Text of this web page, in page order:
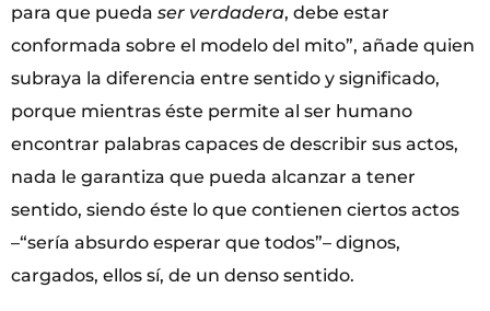
para que pueda ser verdadera, debe estar
conformada sobre el modelo del mito”, añade quien
subraya la diferencia entre sentido y significado,
porque mientras éste permite al ser humano
encontrar palabras capaces de describir sus actos,
nada le garantiza que pueda alcanzar a tener
sentido, siendo éste lo que contienen ciertos actos
–“sería absurdo esperar que todos”– dignos,
cargados, ellos sí, de un denso sentido.